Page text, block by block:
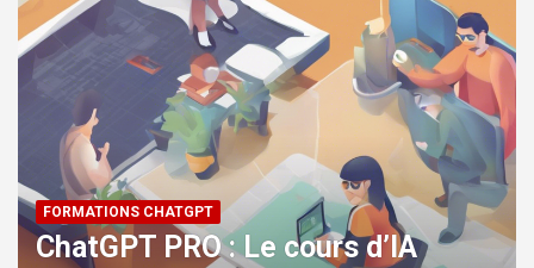
FORMATIONS CHATGPT
ChatGPT PRO : Le cours d’IA